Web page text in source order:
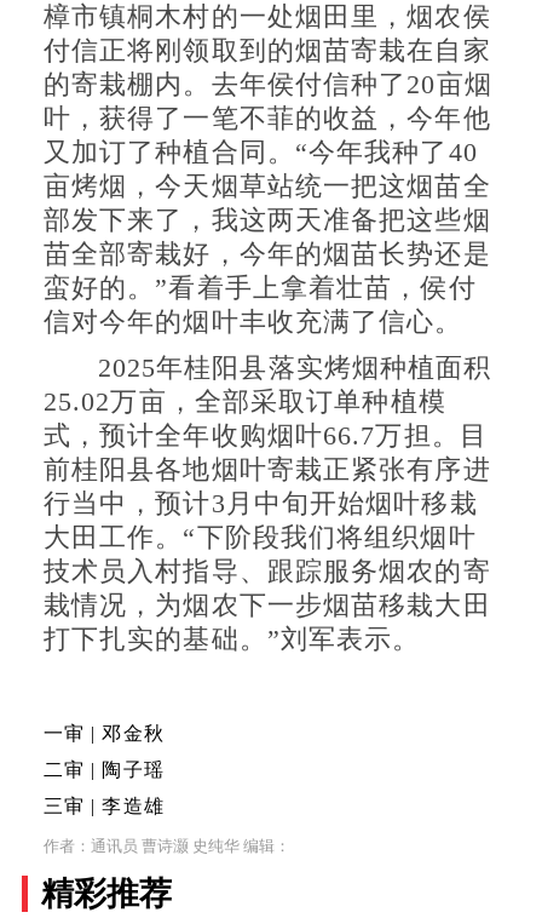
樟市镇桐木村的一处烟田里，烟农侯
付信正将刚领取到的烟苗寄栽在自家
的寄栽棚内。去年侯付信种了20亩烟
叶，获得了一笔不菲的收益，今年他
又加订了种植合同。“今年我种了40
亩烤烟，今天烟草站统一把这烟苗全
部发下来了，我这两天准备把这些烟
苗全部寄栽好，今年的烟苗长势还是
蛮好的。”看着手上拿着壮苗，侯付
信对今年的烟叶丰收充满了信心。
2025年桂阳县落实烤烟种植面积
25.02万亩，全部采取订单种植模
式，预计全年收购烟叶66.7万担。目
前桂阳县各地烟叶寄栽正紧张有序进
行当中，预计3月中旬开始烟叶移栽
大田工作。“下阶段我们将组织烟叶
技术员入村指导、跟踪服务烟农的寄
栽情况，为烟农下一步烟苗移栽大田
打下扎实的基础。”刘军表示。
一审 | 邓金秋
二审 | 陶子瑶
三审 | 李造雄
作者：通讯员 曹诗灏 史纯华 编辑：
精彩推荐